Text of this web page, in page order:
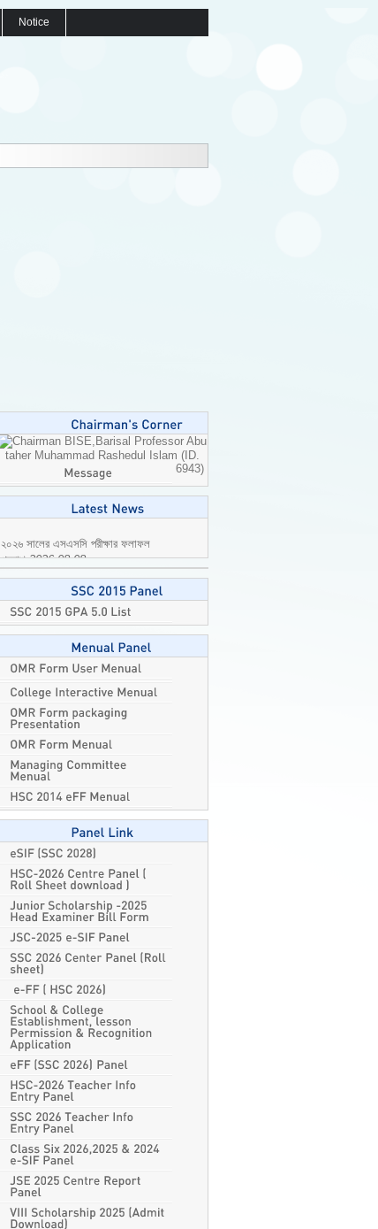
Notice
Professor Abu
taher Muhammad Rashedul Islam (ID.
6943)
২০২৬ সালের এসএসসি পরীক্ষার ফলাফল
প্রকাশ2026-08-08